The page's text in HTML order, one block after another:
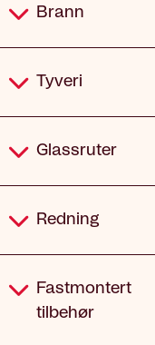
Brann
Tyveri
Glassruter
Redning
Fastmontert
tilbehør